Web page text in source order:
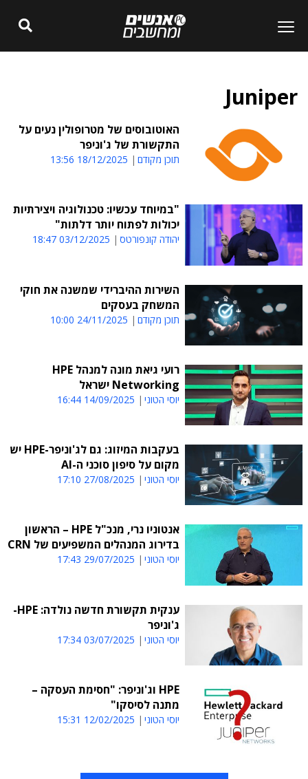
Juniper
האוטובוסים של מטרופולין נעים על
התקשורת של ג'וניפר
תוכן מקודם 18/12/2025 13:56
"במיוחד עכשיו: טכנולוגיה ויצירתיות
יכולות לפתוח יותר דלתות"
יהודה קונפורטס 03/12/2025 18:47
השירות ההיברידי שמשנה את חוקי
המשחק בעסקים
תוכן מקודם 24/11/2025 10:00
רועי גיאת מונה למנהל HPE
Networking ישראל
יוסי הטוני 14/09/2025 16:44
בעקבות המיזוג: גם לג'וניפר-HPE יש
מקום על סיפון סוכני ה-AI
יוסי הטוני 27/08/2025 17:10
אנטוניו נרי, מנכ"ל HPE – הראשון
בדירוג המנהלים המשפיעים של CRN
יוסי הטוני 29/07/2025 17:43
ענקית תקשורת חדשה נולדה: HPE-
ג'וניפר
יוסי הטוני 03/07/2025 17:34
HPE וג'וניפר: "חסימת העסקה –
מתנה לסיסקו"
יוסי הטוני 12/02/2025 15:31